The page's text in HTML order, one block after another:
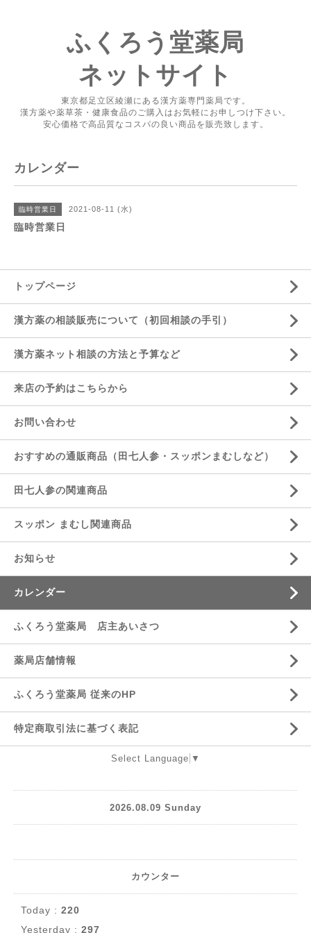
ふくろう堂薬局
ネットサイト
東京都足立区綾瀬にある漢方薬専門薬局です。
漢方薬や薬草茶・健康食品のご購入はお気軽にお申しつけ下さい。
安心価格で高品質なコスパの良い商品を販売致します。
カレンダー
臨時営業日 2021-08-11 (水)
臨時営業日
トップページ
漢方薬の相談販売について（初回相談の手引）
漢方薬ネット相談の方法と予算など
来店の予約はこちらから
お問い合わせ
おすすめの通販商品（田七人参・スッポンまむしなど）
田七人参の関連商品
スッポン まむし関連商品
お知らせ
カレンダー
ふくろう堂薬局 店主あいさつ
薬局店舗情報
ふくろう堂薬局 従来のHP
特定商取引法に基づく表記
Select Language ▼
2026.08.09 Sunday
カウンター
Today : 220
Yesterday : 297